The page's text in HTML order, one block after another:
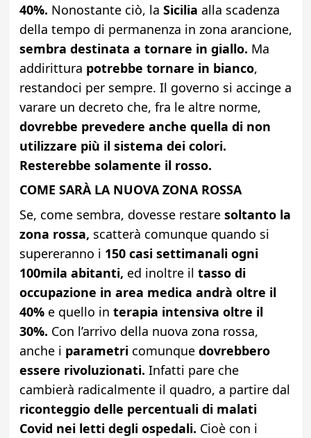
40%. Nonostante ciò, la Sicilia alla scadenza
della tempo di permanenza in zona arancione,
sembra destinata a tornare in giallo. Ma
addirittura potrebbe tornare in bianco,
restandoci per sempre. Il governo si accinge a
varare un decreto che, fra le altre norme,
dovrebbe prevedere anche quella di non
utilizzare più il sistema dei colori.
Resterebbe solamente il rosso.
COME SARÀ LA NUOVA ZONA ROSSA
Se, come sembra, dovesse restare soltanto la
zona rossa, scatterà comunque quando si
supereranno i 150 casi settimanali ogni
100mila abitanti, ed inoltre il tasso di
occupazione in area medica andrà oltre il
40%e quello in terapia intensiva oltre il
30%. Con l’arrivo della nuova zona rossa,
anche i parametri comunque dovrebbero
essere rivoluzionati. Infatti pare che
cambierà radicalmente il quadro, a partire dal
riconteggio delle percentuali di malati
Covid nei letti degli ospedali. Cioè con i